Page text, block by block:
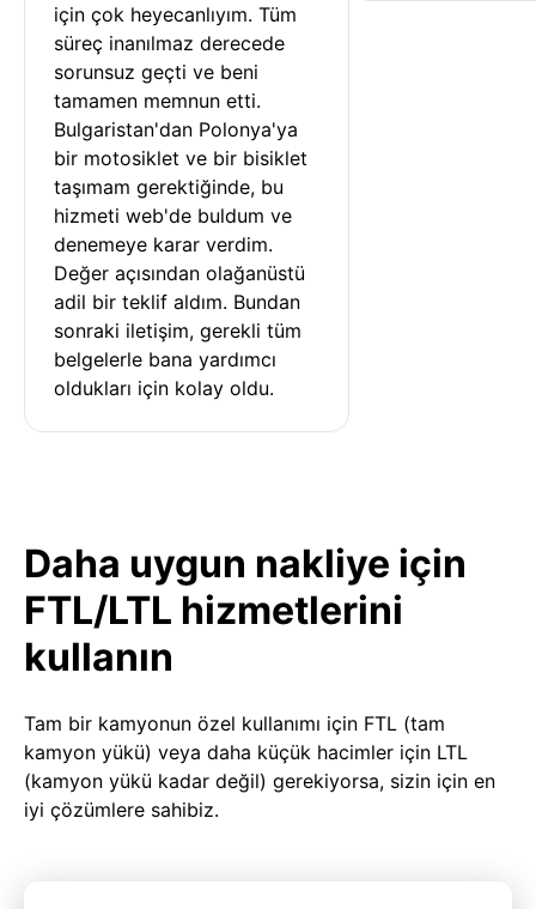
için çok heyecanlıyım. Tüm
süreç inanılmaz derecede
sorunsuz geçti ve beni
tamamen memnun etti.
Bulgaristan'dan Polonya'ya
bir motosiklet ve bir bisiklet
taşımam gerektiğinde, bu
hizmeti web'de buldum ve
denemeye karar verdim.
Değer açısından olağanüstü
adil bir teklif aldım. Bundan
sonraki iletişim, gerekli tüm
belgelerle bana yardımcı
oldukları için kolay oldu.
Daha uygun nakliye için
FTL/LTL hizmetlerini
kullanın
Tam bir kamyonun özel kullanımı için FTL (tam
kamyon yükü) veya daha küçük hacimler için LTL
(kamyon yükü kadar değil) gerekiyorsa, sizin için en
iyi çözümlere sahibiz.